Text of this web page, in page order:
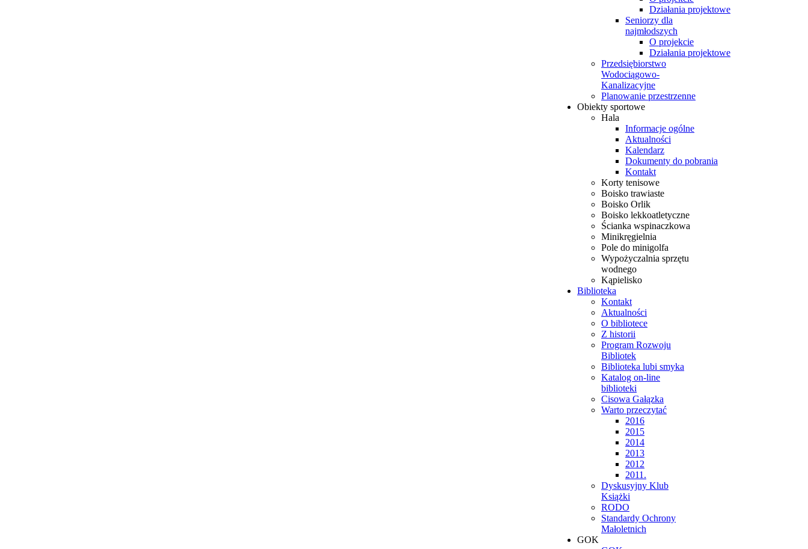
Działania projektowe
Seniorzy dla
najmłodszych
O projekcie
Działania projektowe
Przedsiębiorstwo
Wodociągowo-
Kanalizacyjne
Planowanie przestrzenne
Obiekty sportowe
Hala
Informacje ogólne
Aktualności
Kalendarz
Dokumenty do pobrania
Kontakt
Korty tenisowe
Boisko trawiaste
Boisko Orlik
Boisko lekkoatletyczne
Ścianka wspinaczkowa
Minikręgielnia
Pole do minigolfa
Wypożyczalnia sprzętu
wodnego
Kąpielisko
Biblioteka
Kontakt
Aktualności
O bibliotece
Z historii
Program Rozwoju
Bibliotek
Biblioteka lubi smyka
Katalog on-line
biblioteki
Cisowa Gałązka
Warto przeczytać
2016
2015
2014
2013
2012
2011.
Dyskusyjny Klub
Książki
RODO
Standardy Ochrony
Małoletnich
GOK